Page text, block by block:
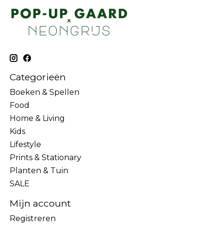
Categorieën
Boeken & Spellen
Food
Home & Living
Kids
Lifestyle
Prints & Stationary
Planten & Tuin
SALE
Mijn account
Registreren